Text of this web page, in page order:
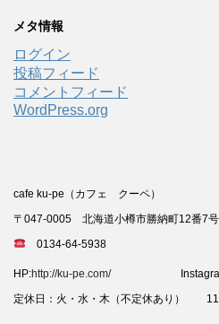
メタ情報
ログイン
投稿フィード
コメントフィード
WordPress.org
cafe ku-pe（カフェ クーペ）
〒047-0005 北海道小樽市勝納町12番7号
0134-64-5938
HP:http://ku-pe.com/
Instagram：
定休日：火・水・木（不定休あり）